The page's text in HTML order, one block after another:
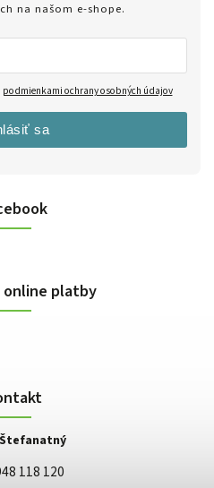
online platby
118 120
na našom e-shope.
podmienkami ochrany osobných údajov
sa